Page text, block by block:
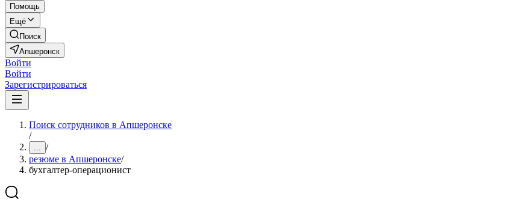
Помощь
Ещё
Поиск
Апшеронск
Войти
Войти
Зарегистрироваться
Поиск сотрудников в Апшеронске
/
... /
резюме в Апшеронске/
бухгалтер-операционист